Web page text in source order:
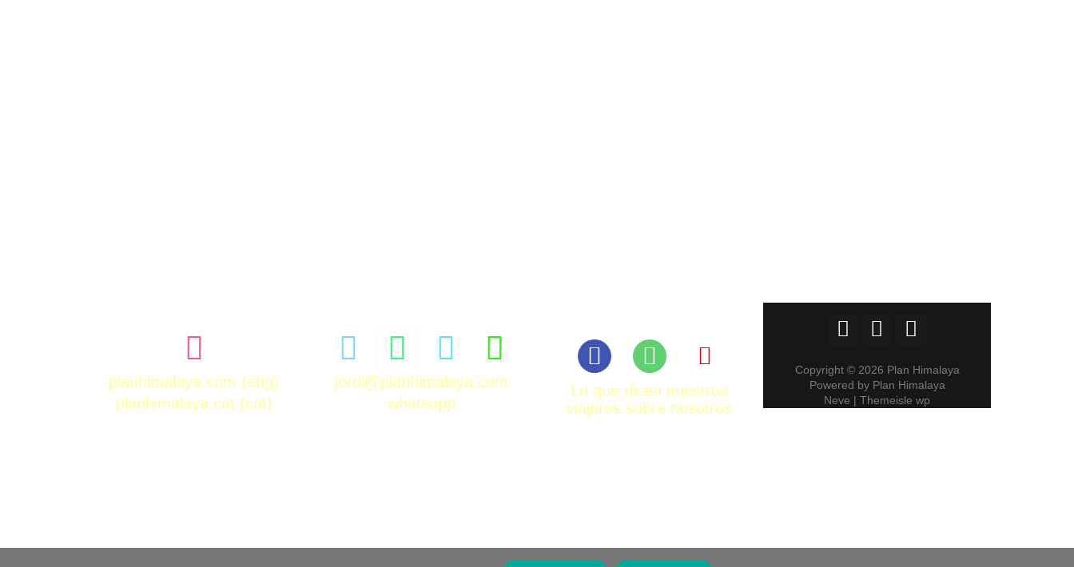
planhimalaya.com (eng)
planhimalaya.cat(cat)
jordi@planhimalaya.com
whatsapp
Lo que dicen nuestros
viajeros sobre nosotros
Copyright © 2026 Plan Himalaya
Powered by Plan Himalaya
Neve | Themeisle wp